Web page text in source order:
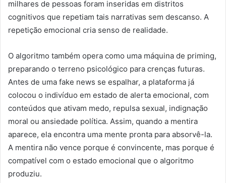
milhares de pessoas foram inseridas em distritos
cognitivos que repetiam tais narrativas sem descanso. A
repetição emocional cria senso de realidade.
O algoritmo também opera como uma máquina de priming,
preparando o terreno psicológico para crenças futuras.
Antes de uma fake news se espalhar, a plataforma já
colocou o indivíduo em estado de alerta emocional, com
conteúdos que ativam medo, repulsa sexual, indignação
moral ou ansiedade política. Assim, quando a mentira
aparece, ela encontra uma mente pronta para absorvê-la.
A mentira não vence porque é convincente, mas porque é
compatível com o estado emocional que o algoritmo
produziu.